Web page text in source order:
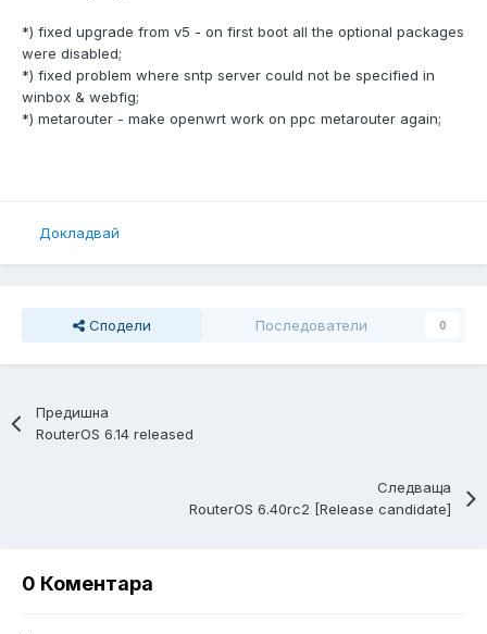
*) fixed upgrade from v5 - on first boot all the optional packages
were disabled;
*) fixed problem where sntp server could not be specified in
winbox & webfig;
*) metarouter - make openwrt work on ppc metarouter again;
Докладвай
Сподели Последователи 0
Предишна
RouterOS 6.14 released
Следваща
RouterOS 6.40rc2 [Release candidate]
0 Коментара